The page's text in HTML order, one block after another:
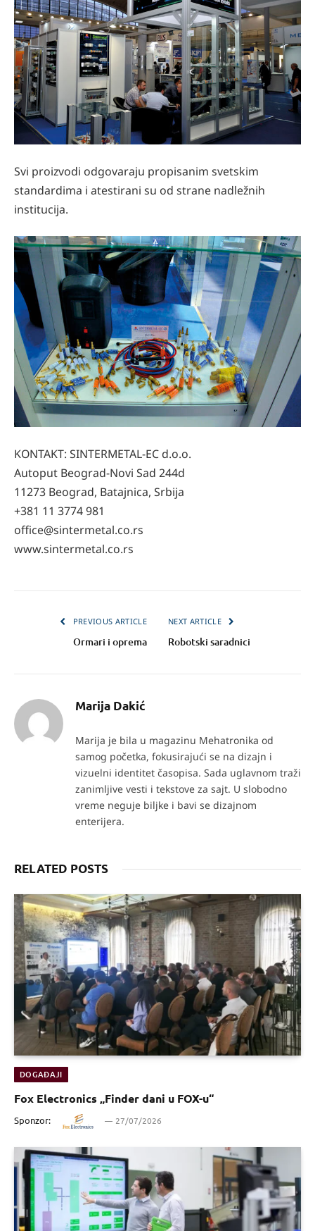
Svi proizvodi odgovaraju propisanim svetskim
standardima i atestirani su od strane nadležnih
institucija.
KONTAKT: SINTERMETAL-EC d.o.o.
Autoput Beograd-Novi Sad 244d
11273 Beograd, Batajnica, Srbija
+381 11 3774 981
office@sintermetal.co.rs
www.sintermetal.co.rs
PREVIOUS ARTICLE
Ormari i oprema
NEXT ARTICLE
Robotski saradnici
Marija Dakić
Marija je bila u magazinu Mehatronika od
samog početka, fokusirajući se na dizajn i
vizuelni identitet časopisa. Sada uglavnom traži
zanimljive vesti i tekstove za sajt. U slobodno
vreme neguje biljke i bavi se dizajnom
enterijera.
RELATED POSTS
DOGAĐAJI
Fox Electronics „Finder dani u FOX-u“
Sponzor: 27/07/2026